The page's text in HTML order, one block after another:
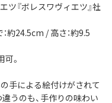
『ボレスワヴィエツ』社
約24.5cm / 高さ：約9.5
。
手による絵付けがされて
うのも、手作りの味わい